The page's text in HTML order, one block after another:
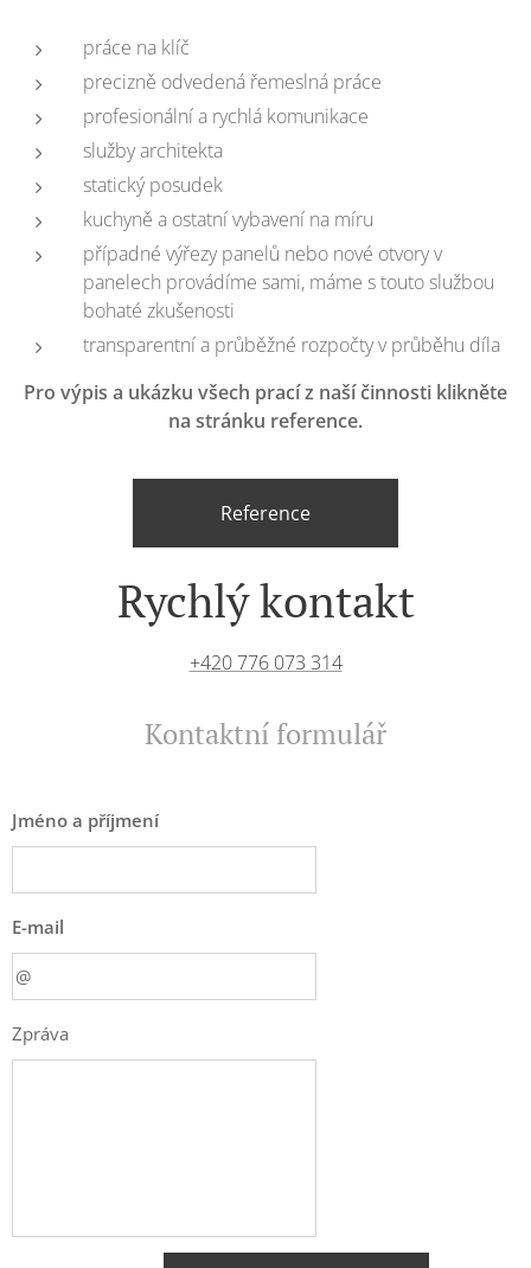
práce na klíč
precizně odvedená řemeslná práce
profesionální a rychlá komunikace
služby architekta
statický posudek
kuchyně a ostatní vybavení na míru
případné výřezy panelů nebo nové otvory v
panelech provádíme sami, máme s touto službou
bohaté zkušenosti
transparentní a průběžné rozpočty v průběhu díla
Pro výpis a ukázku všech prací z naší činnosti klikněte
na stránku reference.
Reference
Rychlý kontakt
+420 776 073 314
Kontaktní formulář
Jméno a příjmení
E-mail
Zpráva